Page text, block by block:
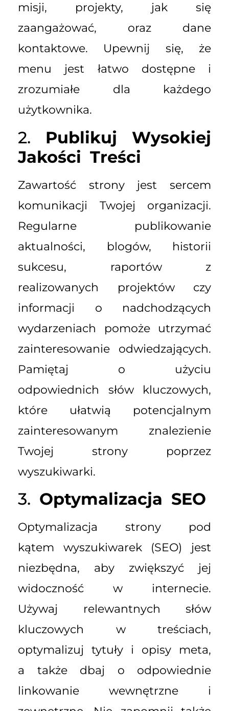
misji, projekty, jak się
zaangażować, oraz dane
kontaktowe. Upewnij się, że
menu jest łatwo dostępne i
zrozumiałe dla każdego
użytkownika.
2. Publikuj Wysokiej
Jakości Treści
Zawartość strony jest sercem
komunikacji Twojej organizacji.
Regularne publikowanie
aktualności, blogów, historii
sukcesu, raportów z
realizowanych projektów czy
informacji o nadchodzących
wydarzeniach pomoże utrzymać
zainteresowanie odwiedzających.
Pamiętaj o użyciu
odpowiednich słów kluczowych,
które ułatwią potencjalnym
zainteresowanym znalezienie
Twojej strony poprzez
wyszukiwarki.
3. Optymalizacja SEO
Optymalizacja strony pod
kątem wyszukiwarek (SEO) jest
niezbędna, aby zwiększyć jej
widoczność w internecie.
Używaj relewantnych słów
kluczowych w treściach,
optymalizuj tytuły i opisy meta,
a także dbaj o odpowiednie
linkowanie wewnętrzne i